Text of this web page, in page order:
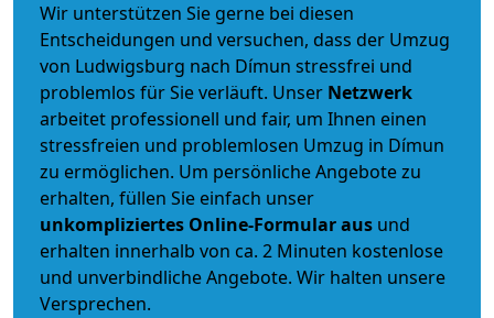
Wir unterstützen Sie gerne bei diesen
Entscheidungen und versuchen, dass der Umzug
von Ludwigsburg nach Dímun stressfrei und
problemlos für Sie verläuft. Unser Netzwerk
arbeitet professionell und fair, um Ihnen einen
stressfreien und problemlosen Umzug in Dímun
zu ermöglichen. Um persönliche Angebote zu
erhalten, füllen Sie einfach unser
unkompliziertes Online-Formular aus und
erhalten innerhalb von ca. 2 Minuten kostenlose
und unverbindliche Angebote. Wir halten unsere
Versprechen.